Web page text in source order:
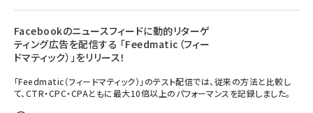
Facebookのニュースフィードに動的リターゲ
ティング広告を配信する 「Feedmatic（フィー
ドマティック）」をリリース！
「Feedmatic（フィードマティック）」のテスト配信では、従来の方法と比較し
て、CTR・CPC・CPAともに最大10倍以上のパフォーマンスを記録しました。